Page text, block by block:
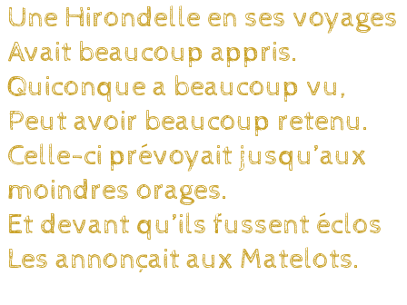
Une Hirondelle en ses voyages
Avait beaucoup appris.
Quiconque a beaucoup vu,
Peut avoir beaucoup retenu.
Celle-ci prévoyait jusqu’aux
moindres orages.
Et devant qu’ils fussent éclos
Les annonçait aux Matelots.